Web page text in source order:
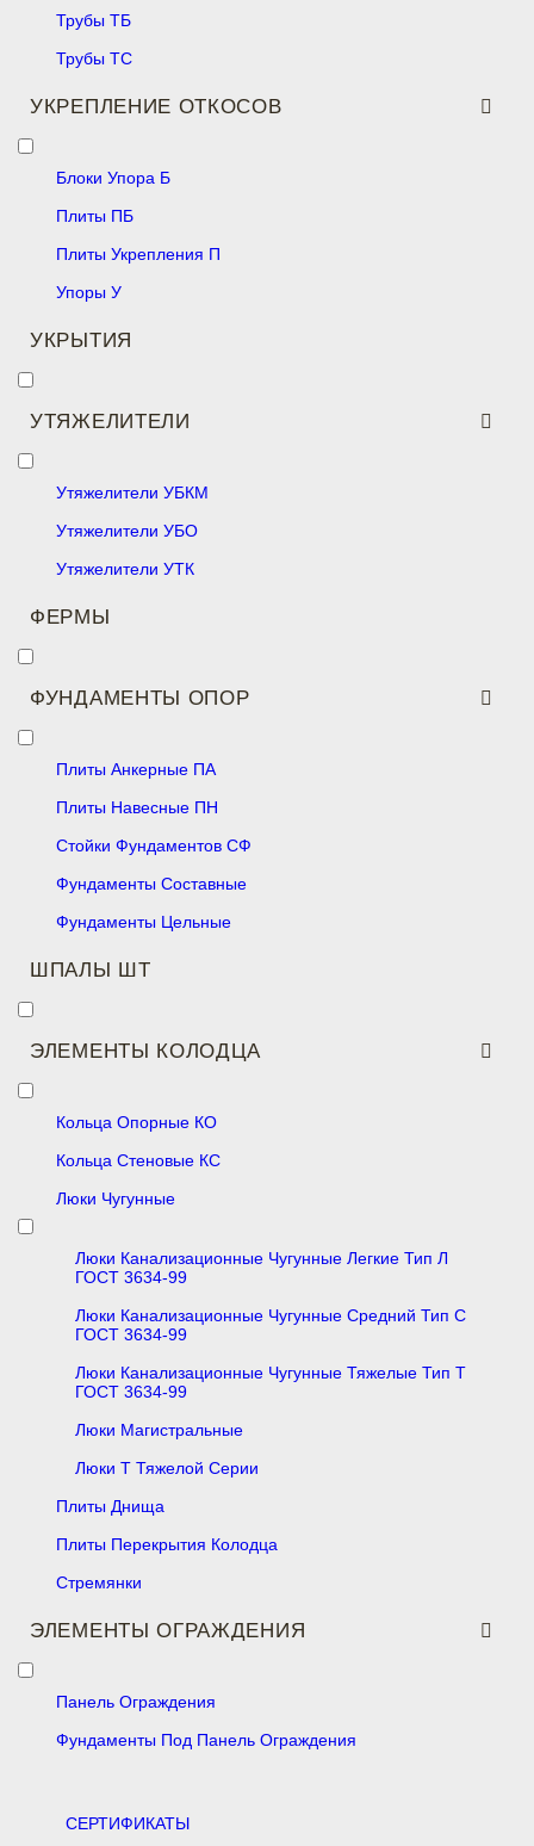
Трубы ТБ
Трубы ТС
УКРЕПЛЕНИЕ ОТКОСОВ
Блоки Упора Б
Плиты ПБ
Плиты Укрепления П
Упоры У
УКРЫТИЯ
УТЯЖЕЛИТЕЛИ
Утяжелители УБКМ
Утяжелители УБО
Утяжелители УТК
ФЕРМЫ
ФУНДАМЕНТЫ ОПОР
Плиты Анкерные ПА
Плиты Навесные ПН
Стойки Фундаментов СФ
Фундаменты Составные
Фундаменты Цельные
ШПАЛЫ ШТ
ЭЛЕМЕНТЫ КОЛОДЦА
Кольца Опорные КО
Кольца Стеновые КС
Люки Чугунные
Люки Канализационные Чугунные Легкие Тип Л
ГОСТ 3634-99
Люки Канализационные Чугунные Средний Тип С
ГОСТ 3634-99
Люки Канализационные Чугунные Тяжелые Тип Т
ГОСТ 3634-99
Люки Магистральные
Люки Т Тяжелой Серии
Плиты Днища
Плиты Перекрытия Колодца
Стремянки
ЭЛЕМЕНТЫ ОГРАЖДЕНИЯ
Панель Ограждения
Фундаменты Под Панель Ограждения
CЕРТИФИКАТЫ